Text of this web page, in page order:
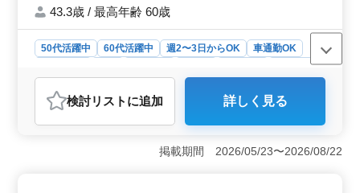
ています！ まずはお気軽にお問い合わせく
43.3歳 / 最高年齢 60歳
50代活躍中 60代活躍中 週2〜3日からOK
車通勤OK
派遣社員
介護福祉士・介護スタッフ
おすすめポイント
＜安定した収入＞ 年収200万円から400万円、時給
1,000円から1,800円という幅広い給与設定で、経験やス
キルによって昇給のチャンスがあります。これにより生
検討リスト に追加 詳しく見る
掲載期間 2026/05/23〜2026/08/22